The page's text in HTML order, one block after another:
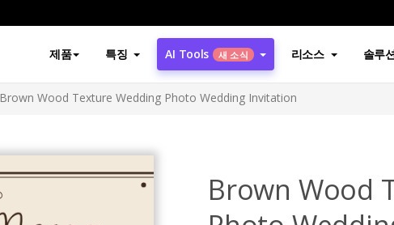
제품 특징 AI Tools 새 소식 리소스 솔루
Brown Wood Texture Wedding Photo Wedding Invitation
Brown Wood